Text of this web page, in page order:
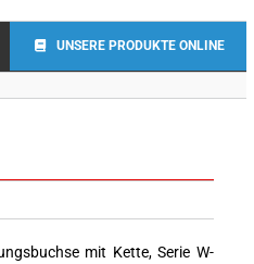
UNSERE PRODUKTE ONLINE
mit Kette, Serie W-